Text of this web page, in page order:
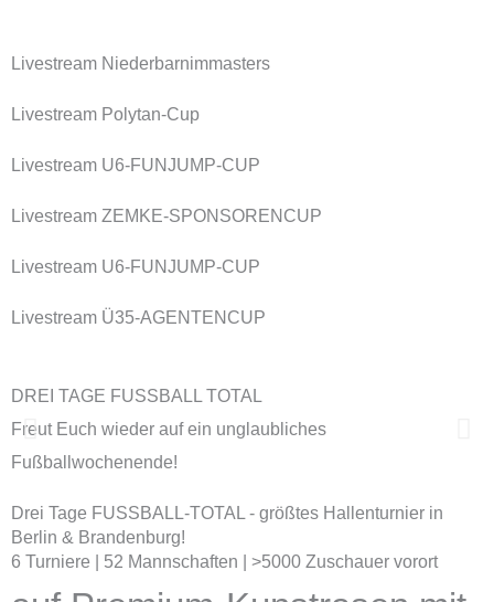
Livestream Niederbarnimmasters
Livestream Polytan-Cup
Livestream U6-FUNJUMP-CUP
Livestream ZEMKE-SPONSORENCUP
Livestream U6-FUNJUMP-CUP
Livestream Ü35-AGENTENCUP
DREI TAGE FUSSBALL TOTAL
Freut Euch wieder auf ein unglaubliches
Fußballwochenende!
Drei Tage FUSSBALL-TOTAL - größtes Hallenturnier in
Berlin & Brandenburg!
6 Turniere | 52 Mannschaften | >5000 Zuschauer vorort